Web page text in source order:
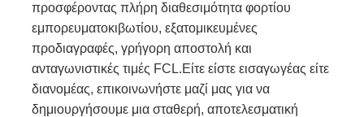
προσφέροντας πλήρη διαθεσιμότητα φορτίου
εμπορευματοκιβωτίου, εξατομικευμένες
προδιαγραφές, γρήγορη αποστολή και
ανταγωνιστικές τιμές FCL.Είτε είστε εισαγωγέας είτε
διανομέας, επικοινωνήστε μαζί μας για να
δημιουργήσουμε μια σταθερή, αποτελεσματική